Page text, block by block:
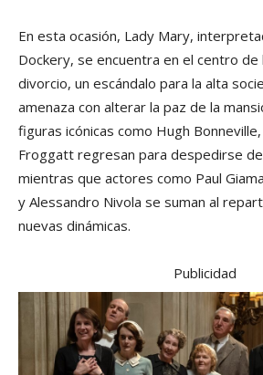
En esta ocasión, Lady Mary,
Dockery, se encuentra en el centro de
divorcio, un escándalo para la alta
amenaza con alterar la paz de la
figuras icónicas como Hugh Bonneville,
Froggatt regresan para despedirse
mientras que actores como Paul
y Alessandro Nivola se suman al
nuevas dinámicas.
Publicidad